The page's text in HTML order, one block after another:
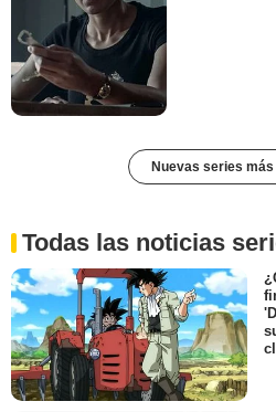
Nuevas series
Todas las noticias